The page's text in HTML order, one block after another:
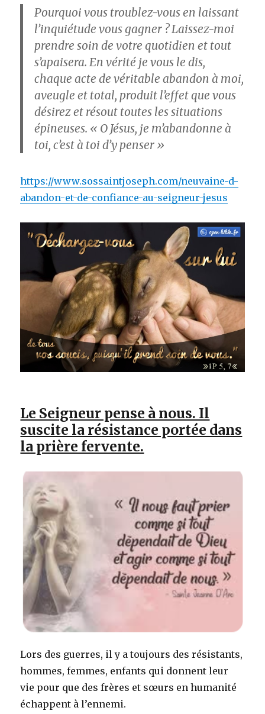
Pourquoi vous troublez-vous en laissant
l’inquiétude vous gagner ? Laissez-moi
prendre soin de votre quotidien et tout
s’apaisera. En vérité je vous le dis,
chaque acte de véritable abandon à moi,
aveugle et total, produit l’effet que vous
désirez et résout toutes les situations
épineuses. « O Jésus, je m’abandonne à
toi, c’est à toi d’y penser »
https://www.sossaintjoseph.com/neuvaine-d-
abandon-et-de-confiance-au-seigneur-jesus
Le Seigneur pense à nous. Il
suscite la résistance portée dans
la prière fervente.
Lors des guerres, il y a toujours des résistants,
hommes, femmes, enfants qui donnent leur
vie pour que des frères et sœurs en humanité
échappent à l’ennemi.